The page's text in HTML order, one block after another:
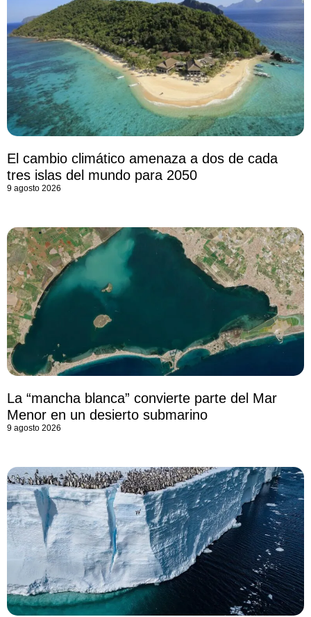
El cambio climático amenaza a dos de cada
tres islas del mundo para 2050
9 agosto 2026
La “mancha blanca” convierte parte del Mar
Menor en un desierto submarino
9 agosto 2026